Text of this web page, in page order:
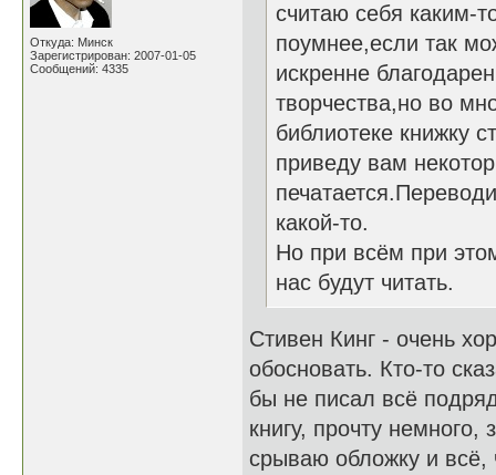
Откуда: Минск
Зарегистрирован: 2007-01-05
Сообщений: 4335
считаю себя каким-
поумнее,если так
искренне
творчества,но во
библиотеке книжку
приведу вам
какой-то.
Но при всём при
нас будут читать.
Стивен Кинг - очень
обосновать. Кто-то
бы не писал всё
книгу, прочту немного,
срываю обложку и всё,